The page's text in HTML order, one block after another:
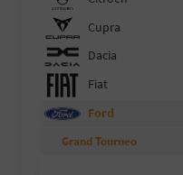
Cupra
Dacia
Fiat
Ford
Grand Tourneo